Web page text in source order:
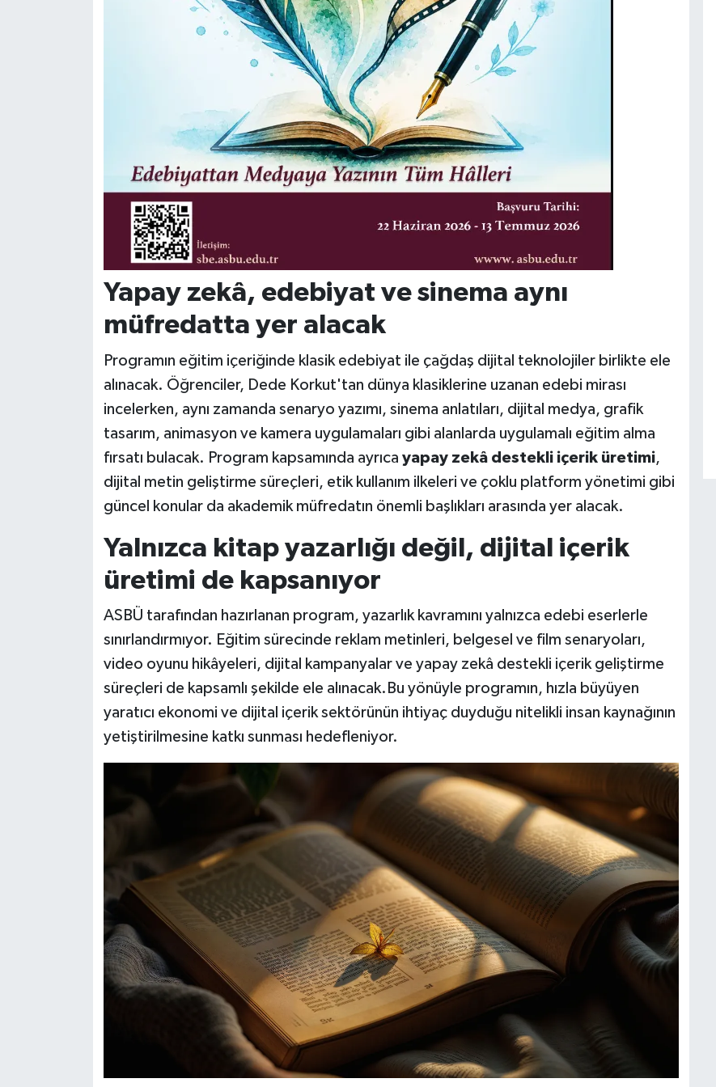
Yapay zekâ, edebiyat ve sinema aynı
müfredatta yer alacak
Programın eğitim içeriğinde klasik edebiyat ile çağdaş dijital teknolojiler birlikte ele
alınacak. Öğrenciler, Dede Korkut'tan dünya klasiklerine uzanan edebi mirası
incelerken, aynı zamanda senaryo yazımı, sinema anlatıları, dijital medya, grafik
tasarım, animasyon ve kamera uygulamaları gibi alanlarda uygulamalı eğitim alma
fırsatı bulacak. Program kapsamında ayrıca yapay zekâ destekli içerik üretimi,
dijital metin geliştirme süreçleri, etik kullanım ilkeleri ve çoklu platform yönetimi gibi
güncel konular da akademik müfredatın önemli başlıkları arasında yer alacak.
Yalnızca kitap yazarlığı değil, dijital içerik
üretimi de kapsanıyor
ASBÜ tarafından hazırlanan program, yazarlık kavramını yalnızca edebi eserlerle
sınırlandırmıyor. Eğitim sürecinde reklam metinleri, belgesel ve film senaryoları,
video oyunu hikâyeleri, dijital kampanyalar ve yapay zekâ destekli içerik geliştirme
süreçleri de kapsamlı şekilde ele alınacak.Bu yönüyle programın, hızla büyüyen
yaratıcı ekonomi ve dijital içerik sektörünün ihtiyaç duyduğu nitelikli insan kaynağının
yetiştirilmesine katkı sunması hedefleniyor.